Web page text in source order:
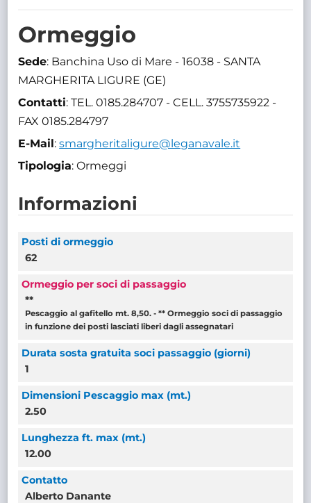
Ormeggio
Sede: Banchina Uso di Mare - 16038 - SANTA
MARGHERITA LIGURE (GE)
Contatti: TEL. 0185.284707 - CELL. 3755735922 -
FAX 0185.284797
E-Mail:smargheritaligure@leganavale.it
Tipologia: Ormeggi
Informazioni
Posti di ormeggio
62
Ormeggio per soci di passaggio
**
Pescaggio al gafitello mt. 8,50. - ** Ormeggio soci di passaggio
in funzione dei posti lasciati liberi dagli assegnatari
Durata sosta gratuita soci passaggio (giorni)
1
Dimensioni Pescaggio max (mt.)
2.50
Lunghezza ft. max (mt.)
12.00
Contatto
Alberto Danante